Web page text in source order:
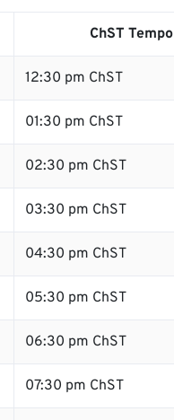
ChST Tempo
12:30 pm ChST
01:30 pm ChST
02:30 pm ChST
03:30 pm ChST
04:30 pm ChST
05:30 pm ChST
06:30 pm ChST
07:30 pm ChST